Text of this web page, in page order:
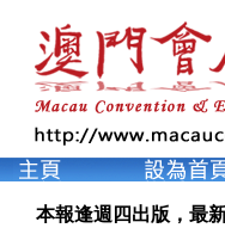
本報逢週四出版，最